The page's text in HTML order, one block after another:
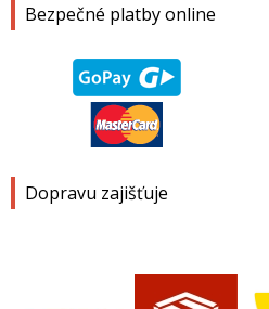
Bezpečné platby online
Dopravu zajišťuje